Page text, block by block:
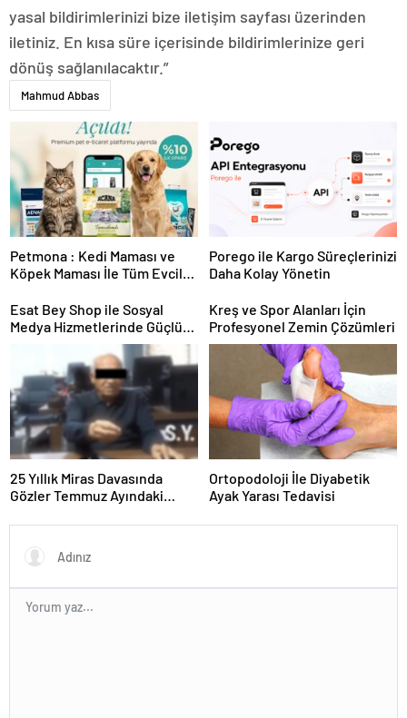
yasal bildirimlerinizi bize iletişim sayfası üzerinden
iletiniz. En kısa süre içerisinde bildirimlerinize geri
dönüş sağlanılacaktır.”
Mahmud Abbas
Petmona : Kedi Maması ve
Köpek Maması İle Tüm Evcil
Porego ile Kargo Süreçlerinizi
Daha Kolay Yönetin
Esat Bey Shop ile Sosyal
Medya Hizmetlerinde Güçlü
Kreş ve Spor Alanları İçin
Profesyonel Zemin Çözümleri
25 Yıllık Miras Davasında
Gözler Temmuz Ayındaki
Ortopodoloji İle Diyabetik
Ayak Yarası Tedavisi